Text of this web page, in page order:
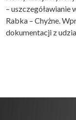
–
Rabka – Chyżne.
dokumentacji z